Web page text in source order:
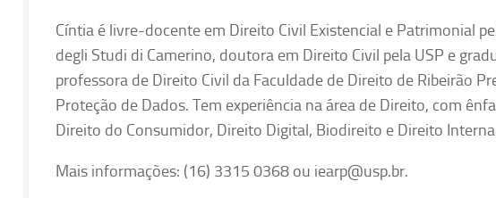
Cíntia é livre-docente em Direito Civil Existencial e Patrimonial
degli Studi di Camerino, doutora em Direito Civil pela USP e
professora de Direito Civil da Faculdade de Direito de Ribeirão
Proteção de Dados. Tem experiência na área de Direito, com
Direito do Consumidor, Direito Digital, Biodireito e Direito
Mais informações: (16) 3315 0368 ou iearp@usp.br.